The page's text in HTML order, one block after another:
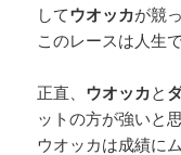
してウオッカが競
このレースは人生
正直、 ウオッカと
ットの方が強いと思
ウオッカは成績に